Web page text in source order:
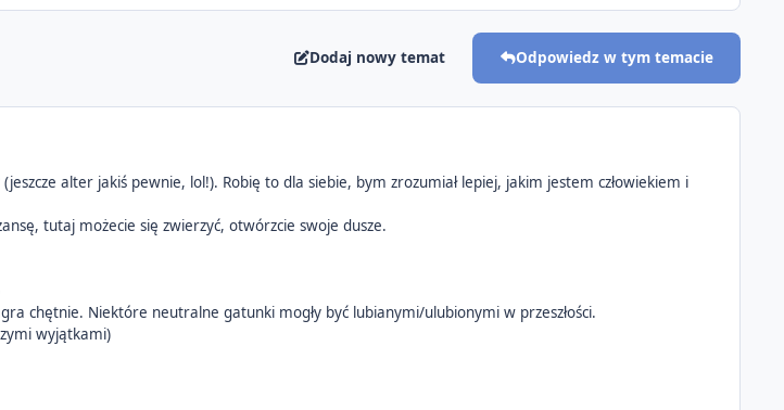
Dodaj nowy temat Odpowiedz w tym temacie
alter jakiś pewnie, lol!). Robię to dla siebie, bym zrozumiał lepiej, jakim jestem człowiekiem i
tutaj możecie się zwierzyć, otwórzcie swoje dusze.
chętnie. Niektóre neutralne gatunki mogły być lubianymi/ulubionymi w przeszłości.
wyjątkami)